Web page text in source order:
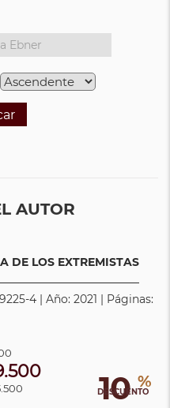
AUTOR
DE LOS EXTREMISTAS
4 | Año: 2021 | Páginas:
10 %
DESCUENTO